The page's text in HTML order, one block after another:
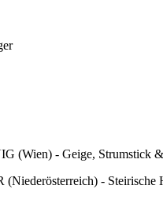
(Wien) - Geige, Strumstick
- Steirische